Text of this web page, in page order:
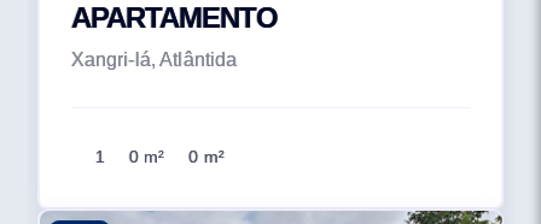
APARTAMENTO
Xangri-lá, Atlântida
1 0 m² 0 m²